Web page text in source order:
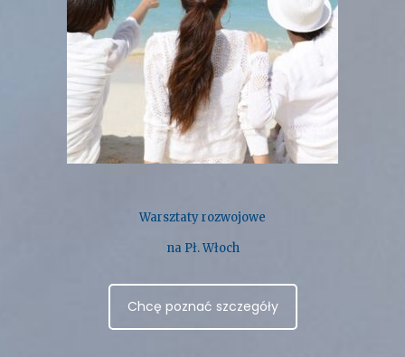
Warsztaty rozwojowe
na Pł. Włoch
Chcę poznać szczegóły